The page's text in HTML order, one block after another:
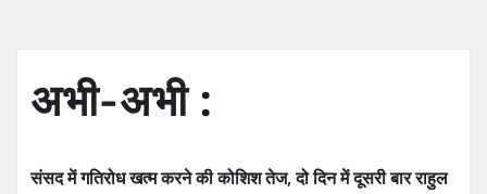
अभी-अभी :
संसद में गतिरोध खत्म करने की कोशिश तेज, दो दिन में दूसरी बार राहुल